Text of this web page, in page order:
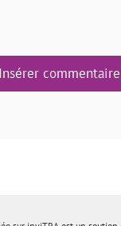
Insérer commentaire